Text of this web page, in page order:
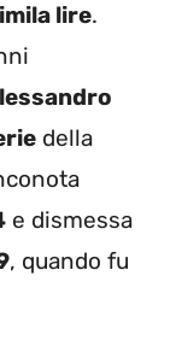
lire.
della
e dismessa
, quando fu